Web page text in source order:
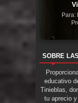
Para:
SOBRE
educativo
Tinieblas,
tu aprecio